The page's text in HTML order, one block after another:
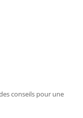
conseils pour une